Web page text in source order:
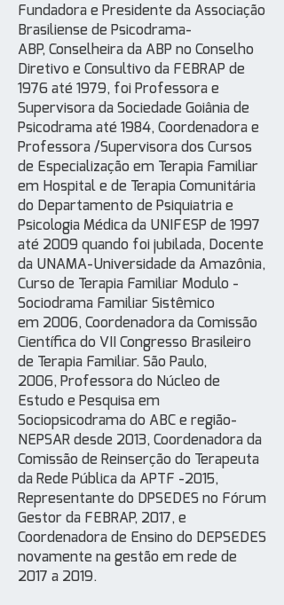
Fundadora e Presidente da Associação
Brasiliense de Psicodrama-
ABP, Conselheira da ABP no Conselho
Diretivo e Consultivo da FEBRAP de
1976 até 1979, foi Professora e
Supervisora da Sociedade Goiânia de
Psicodrama até 1984, Coordenadora e
Professora /Supervisora dos Cursos
de Especialização em Terapia Familiar
em Hospital e de Terapia Comunitária
do Departamento de Psiquiatria e
Psicologia Médica da UNIFESP de 1997
até 2009 quando foi jubilada, Docente
da UNAMA-Universidade da Amazônia,
Curso de Terapia Familiar Modulo -
Sociodrama Familiar Sistêmico
em 2006, Coordenadora da Comissão
Científica do VII Congresso Brasileiro
de Terapia Familiar. São Paulo,
2006, Professora do Núcleo de
Estudo e Pesquisa em
Sociopsicodrama do ABC e região-
NEPSAR desde 2013, Coordenadora da
Comissão de Reinserção do Terapeuta
da Rede Pública da APTF -2015,
Representante do DPSEDES no Fórum
Gestor da FEBRAP, 2017, e
Coordenadora de Ensino do DEPSEDES
novamente na gestão em rede de
2017 a 2019.